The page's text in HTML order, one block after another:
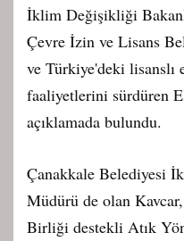
İklim Değişikliği
Çevre İzin ve Lisans
ve Türkiye'deki lisanslı
faaliyetlerini sürdüren
açıklamada bulundu.
Çanakkale Belediyesi
Müdürü de olan
Birliği destekli Atık